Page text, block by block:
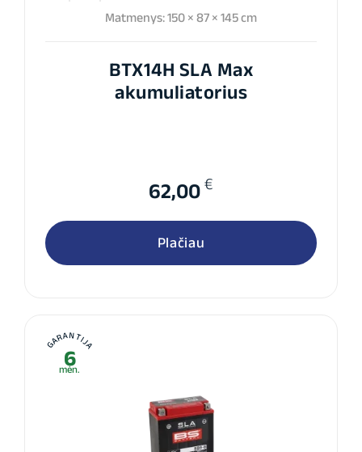
Matmenys: 150 × 87 × 145 cm
BTX14H SLA Max
akumuliatorius
62,00 €
Plačiau
GARANTIJA
6
mėn.